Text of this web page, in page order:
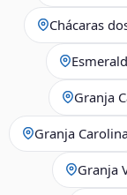
Chácaras
Granja
Granja Carolina
Granja